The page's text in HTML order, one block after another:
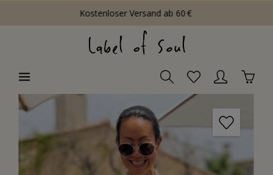
Kostenloser Versand ab 60 €